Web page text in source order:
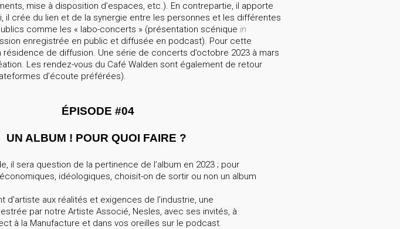
mise à disposition d’espaces, etc.). En contrepartie, il apporte
il crée du lien et de la synergie entre les personnes et les différentes
comme les « labo-concerts » (présentation scénique in
enregistrée en public et diffusée en podcast). Pour cette
de diffusion. Une série de concerts d’octobre 2023 à mars
Les rendez-vous du Café Walden sont également de retour
d’écoute préférées).
ÉPISODE #04
UN ALBUM ! POUR QUOI FAIRE ?
il sera question de la pertinence de l’album en 2023 ; pour
idéologiques, choisit-on de sortir ou non un album
d’artiste aux réalités et exigences de l’industrie, une
par notre Artiste Associé, Nesles, avec ses invités, à
à la Manufacture et dans vos oreilles sur le podcast.